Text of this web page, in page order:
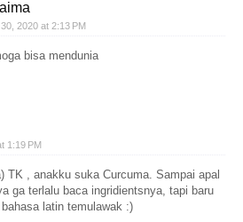
2020 at 2:13 PM
bisa mendunia
1:19 PM
TK , anakku suka Curcuma. Sampai apal
ga terlalu baca ingridientsnya, tapi baru
latin temulawak :)